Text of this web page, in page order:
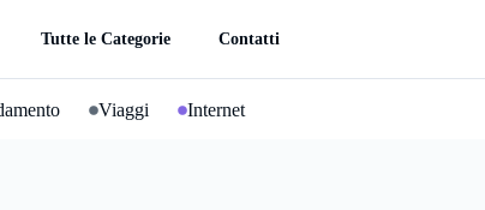
Tutte le Categorie Contatti
Viaggi Internet